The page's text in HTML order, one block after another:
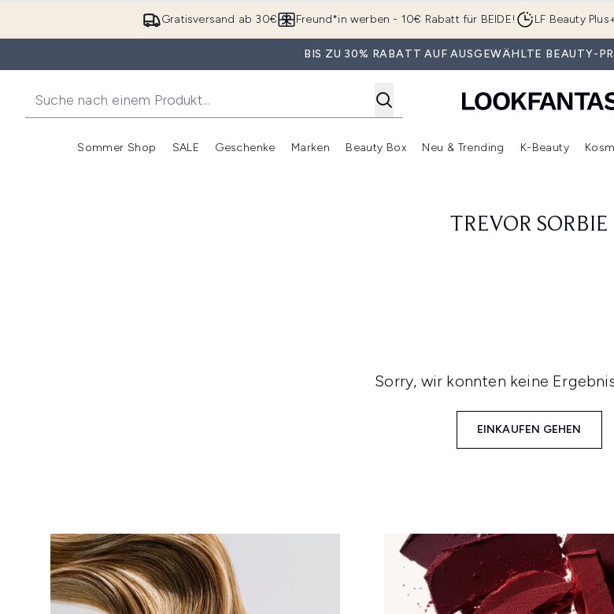
Zum
Gratisversand ab 30€ Freund*in werben - 10€ Rabatt für BEIDE! LF Beauty
BIS ZU 30% RABATT AUF AUSGEWÄHLTE BEAUTY-
Sommer Shop
Untermenü Anmelden (Sommer Shop)
SALE
Untermenü Anmelden (SALE)
Geschenke
Untermenü Anmelden (Geschenke)
Marken
Untermenü Anmelden (Marken)
Beauty Box
Untermenü Anmelden (Beauty Box)
Neu & Trending K-Beauty
TREVOR SORBIE
Sorry, wir konnten keine
EINKAUFEN GEHEN